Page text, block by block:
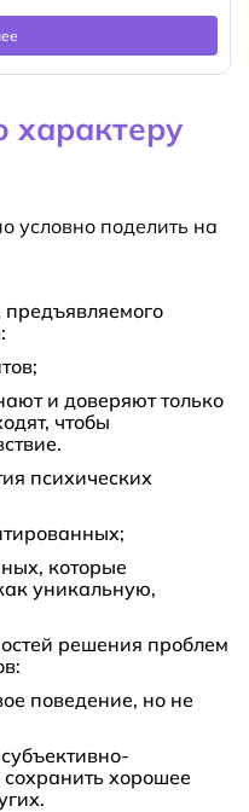
характеру
условно поделить на
предъявляемого
и доверяют только
чтобы
психических
которые
уникальную,
решения проблем
поведение, но не
хорошее